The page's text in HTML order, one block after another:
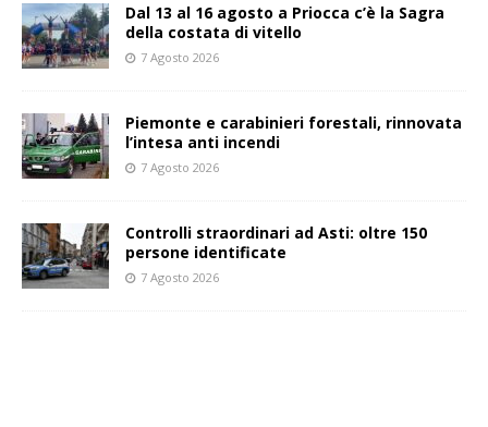
Dal 13 al 16 agosto a Priocca c’è la Sagra
della costata di vitello
7 Agosto 2026
Piemonte e carabinieri forestali, rinnovata
l’intesa anti incendi
7 Agosto 2026
Controlli straordinari ad Asti: oltre 150
persone identificate
7 Agosto 2026